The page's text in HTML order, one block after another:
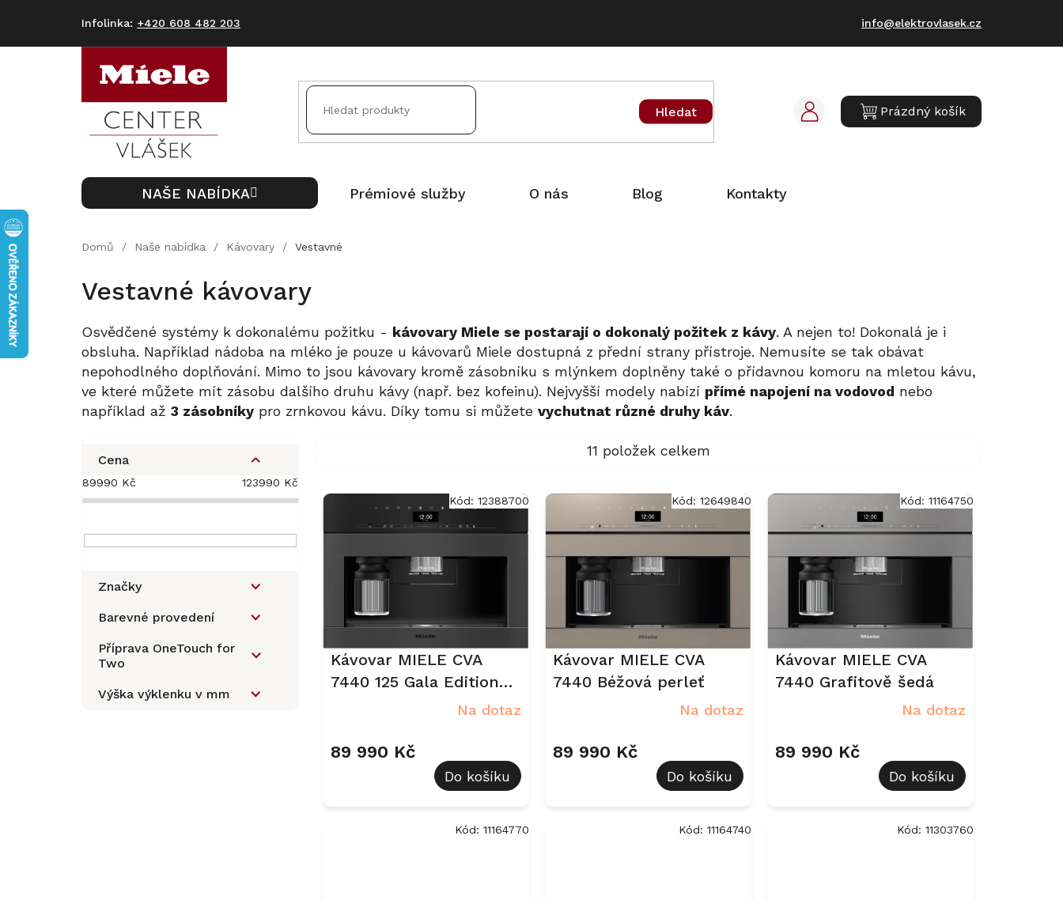
+420 608 482 203 info@elektrovlasek.cz
Hledat
NÁKUPNÍ
Prázdný košík
NAŠE NABÍDKA Prémiové služby O nás Blog Kontakty
Domů / Naše nabídka / Kávovary / Vestavné
Vestavné kávovary
Osvědčené systémy k dokonalému požitku - kávovary Miele se postarají o dokonalý požitek z kávy. A nejen to! Dokonalá je i
obsluha. Například nádoba na mléko je pouze u kávovarů Miele dostupná z přední strany přístroje. Nemusíte se tak obávat
nepohodlného doplňování. Mimo to jsou kávovary kromě zásobníku s mlýnkem doplněny také o přídavnou komoru na mletou kávu,
ve které můžete mít zásobu dalšího druhu kávy (např. bez kofeinu). Nejvyšší modely nabízí přímé napojení na vodovod nebo
například až 3 zásobníky pro zrnkovou kávu. Díky tomu si můžete vychutnat různé druhy káv.
s
t
a
n
Cena
89990 Kč 123990 Kč
Značky
Barevné provedení
Příprava OneTouch for
Two
Výška výklenku v mm
11 položek celkem
V
p
u
Kávovar MIELE CVA
7440 125 Gala Edition
Obsidian černá, matná
Na dotaz
89 990 Kč
Do košíku
Kód: 12388700
Kávovar MIELE CVA
7440 Béžová perleť
Na dotaz
89 990 Kč
Do košíku
Kód: 12649840
Kávovar MIELE CVA
7440 Grafitově šedá
Na dotaz
89 990 Kč
Do košíku
Kód: 11164750
Kód: 11164770 Kód: 11164740 Kód: 11303760